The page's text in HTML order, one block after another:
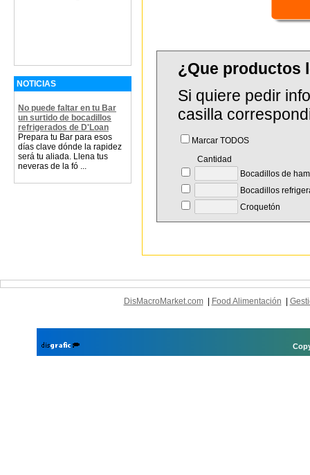
NOTICIAS
No puede faltar en tu Bar
un surtido de bocadillos
refrigerados de D'Loan
Prepara tu Bar para esos
días clave dónde la rapidez
será tu aliada. Llena tus
neveras de la fó ...
¿Que productos
Si quiere pedir
casilla
Marcar TODOS
Cantidad
Bocadillos de
Bocadillos
Croquetón
DisMacroMarket.com| Food Alimentación